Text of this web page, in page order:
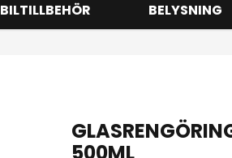
BILTILLBEHÖR BELYSNING